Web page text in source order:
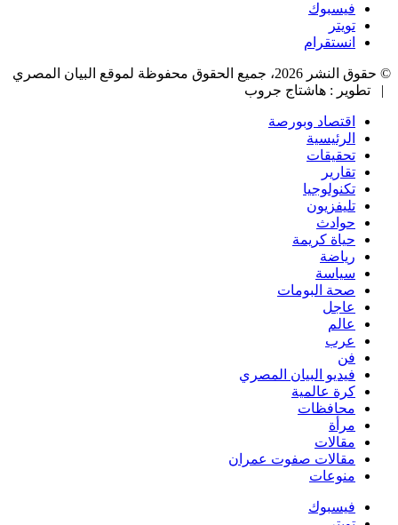
فيسبوك
تويتر
انستقرام
© حقوق النشر 2026، جميع الحقوق محفوظة لموقع البيان المصري
| تطوير : هاشتاج جروب
اقتصاد وبورصة
الرئيسية
تحقيقات
تقارير
تكنولوجيا
تليفزيون
حوادث
حياة كريمة
رياضة
سياسة
صحة البومات
عاجل
عالم
عرب
فن
فيديو البيان المصري
كرة عالمية
محافظات
مرأة
مقالات
مقالات صفوت عمران
منوعات
فيسبوك